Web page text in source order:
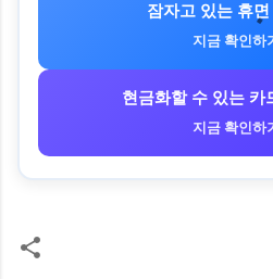
잠자고 있는 휴
지금 확인하
현금화할 수 있는 카
지금 확인하